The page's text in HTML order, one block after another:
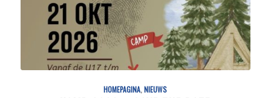
HOMEPAGINA,NIEUWS